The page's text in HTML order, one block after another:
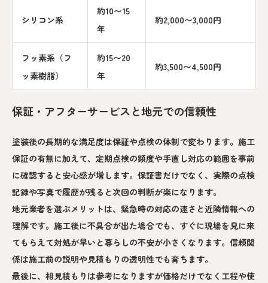
シリコン系
約10〜15
年
約2,000〜3,000円
フッ素系（フ
ッ素樹脂）
約15〜20
年
約3,500〜4,500円
保証・アフターサービスと地元での信頼性
塗装後の長期的な満足度は保証や点検の体制で変わります。施工
保証の有無に加えて、定期点検の頻度や手直し対応の範囲を事前
に確認すると安心感が増します。保証書だけでなく、実際の点検
記録や写真で履歴が残ると次回の判断が楽になります。
地元業者を選ぶメリットは、緊急時の対応の速さと近隣情報への
理解です。施工後に不具合が出た場合でも、すぐに現場を見に来
てもらえて対処が早いと暮らしの不安が小さくなります。信頼関
係は施工前の説明や見積もりの透明性でも育ちます。
最後に、相見積もりは参考になりますが価格だけでなく工程や使